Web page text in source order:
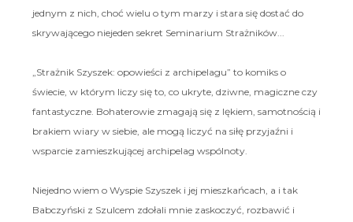
jednym z nich, choć wielu o tym marzy i stara się dostać do
skrywającego niejeden sekret Seminarium Strażników...
„Strażnik Szyszek: opowieści z archipelagu” to komiks o
świecie, w którym liczy się to, co ukryte, dziwne, magiczne czy
fantastyczne. Bohaterowie zmagają się z lękiem, samotnością i
brakiem wiary w siebie, ale mogą liczyć na siłę przyjaźni i
wsparcie zamieszkującej archipelag wspólnoty.
Niejedno wiem o Wyspie Szyszek i jej mieszkańcach, a i tak
Babczyński z Szulcem zdołali mnie zaskoczyć, rozbawić i